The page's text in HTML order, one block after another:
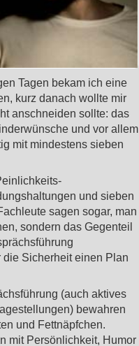
Tagen bekam ich eine
kurz danach wollte mir
anschneiden sollte: das
und vor allem
mit mindestens sieben
und sieben
sagen sogar, man
sondern das Gegenteil
Sicherheit einen Plan
(auch aktives
bewahren
und Fettnäpfchen.
mit Persönlichkeit, Humor